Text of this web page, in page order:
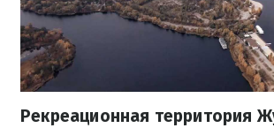
Рекреационная территория